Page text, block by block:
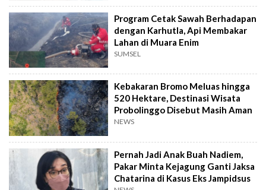
Program Cetak Sawah Berhadapan
dengan Karhutla, Api Membakar
Lahan di Muara Enim
SUMSEL
Kebakaran Bromo Meluas hingga
520 Hektare, Destinasi Wisata
Probolinggo Disebut Masih Aman
NEWS
Pernah Jadi Anak Buah Nadiem,
Pakar Minta Kejagung Ganti Jaksa
Chatarina di Kasus Eks Jampidsus